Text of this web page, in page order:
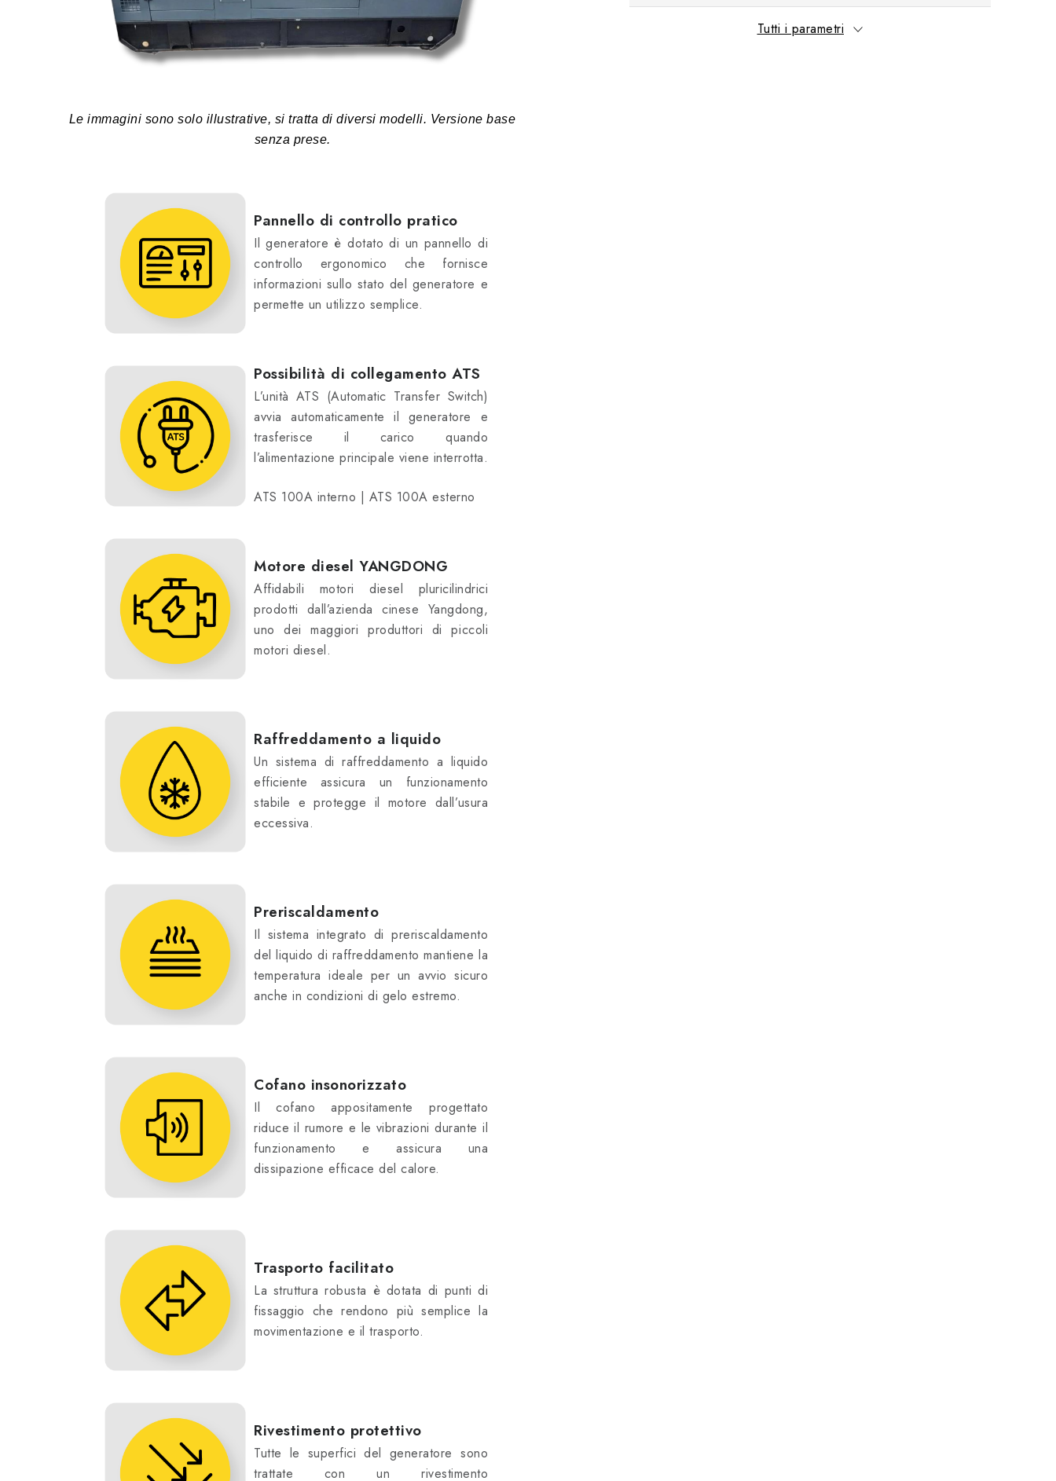
Le immagini sono solo illustrative, si tratta di diversi modelli. Versione base
senza prese.
Pannello di controllo pratico
Il generatore è dotato di un pannello di
controllo ergonomico che fornisce
informazioni sullo stato del generatore e
permette un utilizzo semplice.
Possibilità di collegamento ATS
L’unità ATS (Automatic Transfer Switch)
avvia automaticamente il generatore e
trasferisce il carico quando
l’alimentazione principale viene interrotta.
ATS 100A interno | ATS 100A esterno
Motore diesel YANGDONG
Affidabili motori diesel pluricilindrici
prodotti dall’azienda cinese Yangdong,
uno dei maggiori produttori di piccoli
motori diesel.
Raffreddamento a liquido
Un sistema di raffreddamento a liquido
efficiente assicura un funzionamento
stabile e protegge il motore dall’usura
eccessiva.
Preriscaldamento
Il sistema integrato di preriscaldamento
del liquido di raffreddamento mantiene la
temperatura ideale per un avvio sicuro
anche in condizioni di gelo estremo.
Cofano insonorizzato
Il cofano appositamente progettato
riduce il rumore e le vibrazioni durante il
funzionamento e assicura una
dissipazione efficace del calore.
Trasporto facilitato
La struttura robusta è dotata di punti di
fissaggio che rendono più semplice la
movimentazione e il trasporto.
Rivestimento protettivo
Tutte le superfici del generatore sono
trattate con un rivestimento
Tutti i parametri